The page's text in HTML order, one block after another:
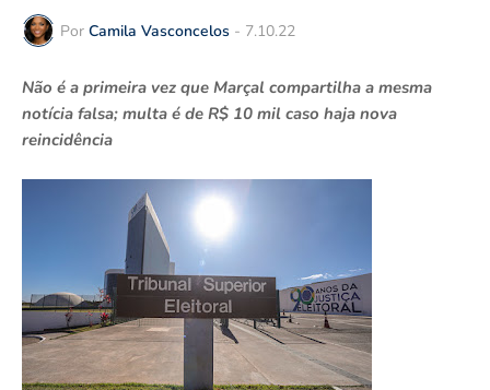
Por Camila Vasconcelos - 7.10.22
Não é a primeira vez que Marçal compartilha a mesma
notícia falsa; multa é de R$ 10 mil caso haja nova
reincidência